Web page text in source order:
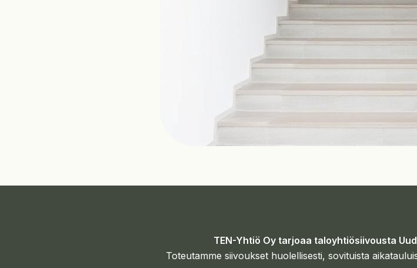
TEN-Yhtiö Oy tarjoaa taloyhtiösiivousta
Toteutamme siivoukset huolellisesti, sovituista